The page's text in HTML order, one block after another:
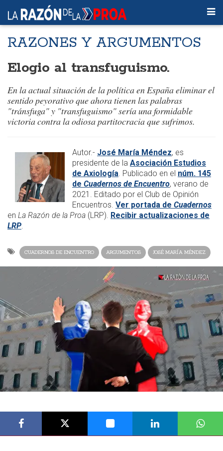
RAZONES Y ARGUMENTOS
Elogio al transfuguismo.
En la actual situación de la política en España eliminar el
sentido peyorativo que ahora tienen las palabras
"tránsfuga" y "transfuguismo" sería una formidable
victoria contra la odiosa partitocracia que sufrimos.
Autor.- José María Méndez, es
presidente de la Asociación Estudios
de Axiología. Publicado en el núm. 145
de Cuadernos de Encuentro, verano de
2021. Editado por el Club de Opinión
Encuentros. Ver portada de Cuadernos
en La Razón de la Proa (LRP). Recibir actualizaciones de
LRP.
CUADERNOS DE ENCUENTRO ARGUMENTOS JOSÉ MARÍA MÉNDEZ